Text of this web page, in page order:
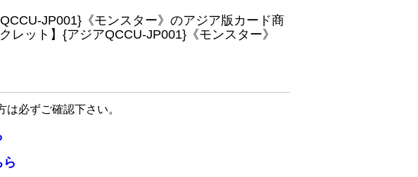
JP001}《モンスター》のアジア版カード商
ット】{アジアQCCU-JP001}《モンスター》
必ずご確認下さい。
ら